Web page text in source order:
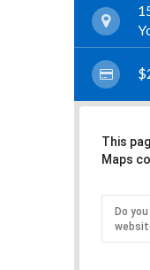
This
Maps
Do